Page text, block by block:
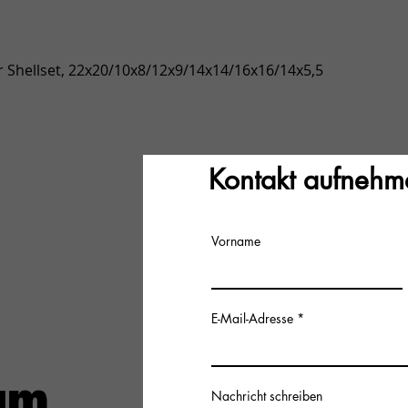
Gyorsnézet
Shellset, 22x20/10x8/12x9/14x14/16x16/14x5,5
Kontakt
Vorname
E-Mail-Adresse
Nachricht schreiben